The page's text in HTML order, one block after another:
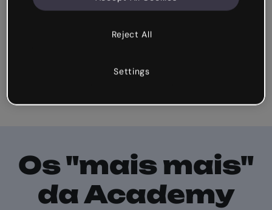
Os "mais mais"
da Academy
Reject All
Settings